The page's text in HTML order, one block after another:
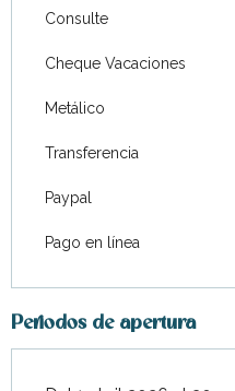
Consulte
Cheque Vacaciones
Metálico
Transferencia
Paypal
Pago en línea
Periodos de apertura